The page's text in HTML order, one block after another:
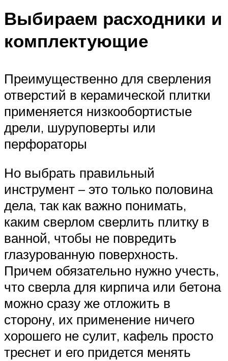
Выбираем расходники и
комплектующие
Преимущественно для сверления
отверстий в керамической плитки
применяется низкообортистые
дрели, шуруповерты или
перфораторы
Но выбрать правильный
инструмент – это только половина
дела, так как важно понимать,
каким сверлом сверлить плитку в
ванной, чтобы не повредить
глазурованную поверхность.
Причем обязательно нужно учесть,
что сверла для кирпича или бетона
можно сразу же отложить в
сторону, их применение ничего
хорошего не сулит, кафель просто
треснет и его придется менять